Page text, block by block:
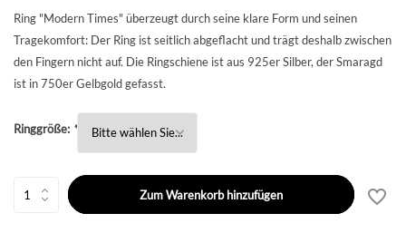
Ring "Modern Times" überzeugt durch seine klare Form und seinen
Tragekomfort: Der Ring ist seitlich abgeflacht und trägt deshalb zwischen
den Fingern nicht auf. Die Ringschiene ist aus 925er Silber, der Smaragd
ist in 750er Gelbgold gefasst.
Ringgröße: *
Zum Warenkorb hinzufügen